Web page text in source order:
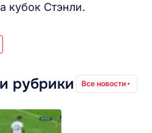
кубок Стэнли.
рубрики Все новости